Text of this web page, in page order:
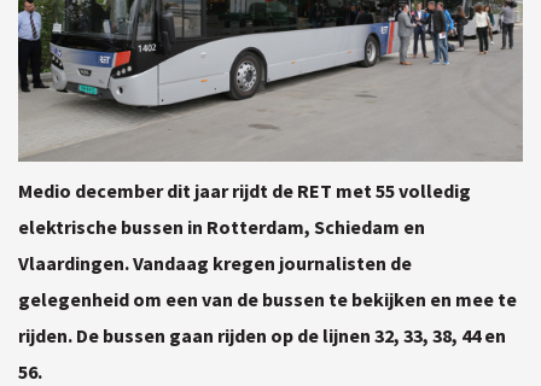
Medio december dit jaar rijdt de RET met 55 volledig
elektrische bussen in Rotterdam, Schiedam en
Vlaardingen. Vandaag kregen journalisten de
gelegenheid om een van de bussen te bekijken en mee te
rijden. De bussen gaan rijden op de lijnen 32, 33, 38, 44 en
56.